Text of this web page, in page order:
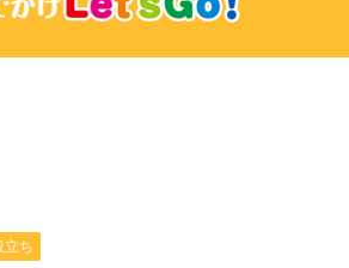
立ち